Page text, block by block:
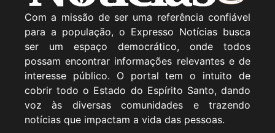
Com a missão de ser uma referência confiável
para a população, o Expresso Notícias busca
ser um espaço democrático, onde todos
possam encontrar informações relevantes e de
interesse público. O portal tem o intuito de
cobrir todo o Estado do Espírito Santo, dando
voz às diversas comunidades e trazendo
notícias que impactam a vida das pessoas.